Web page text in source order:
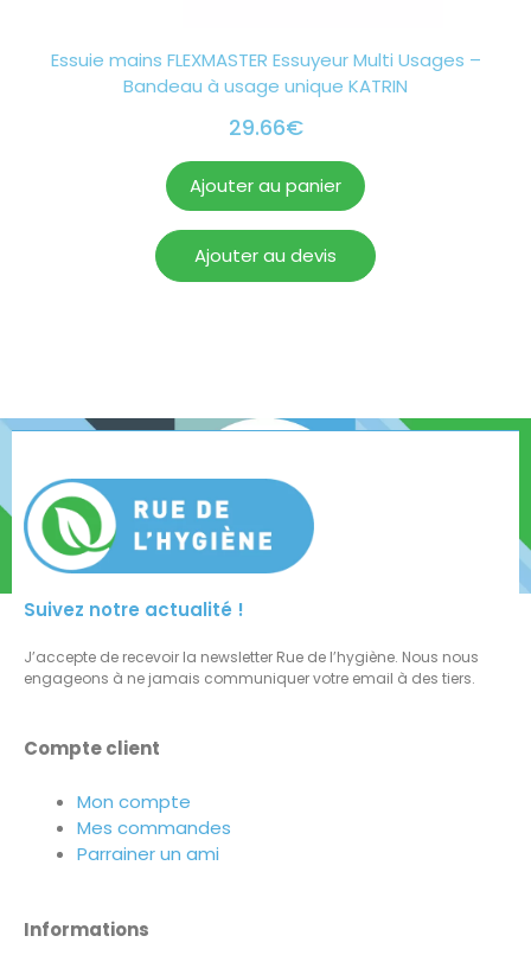
Essuie mains FLEXMASTER Essuyeur Multi Usages –
Bandeau à usage unique KATRIN
29.66€
Ajouter au panier
Ajouter au devis
Suivez notre actualité !
J’accepte de recevoir la newsletter Rue de l’hygiène. Nous nous
engageons à ne jamais communiquer votre email à des tiers.
Compte client
Mon compte
Mes commandes
Parrainer un ami
Informations